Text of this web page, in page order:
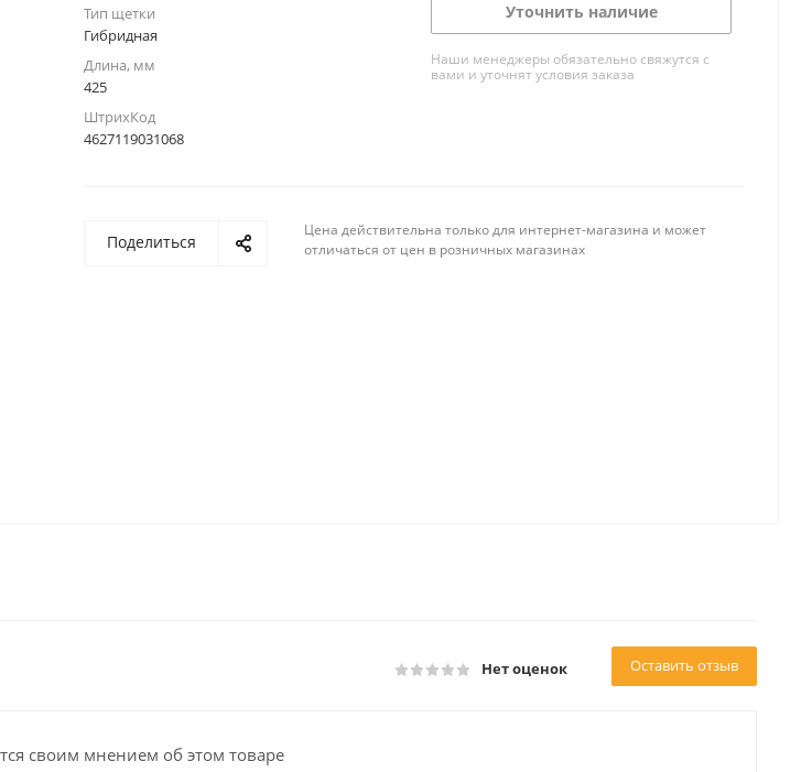
Тип щетки
Гибридная
Длина, мм
425
ШтрихКод
4627119031068
Уточнить наличие
Наши менеджеры обязательно свяжутся с
вами и уточнят условия заказа
Поделиться
Цена действительна только для интернет-магазина и может
отличаться от цен в розничных магазинах
Нет оценок Оставить отзыв
своим мнением об этом товаре